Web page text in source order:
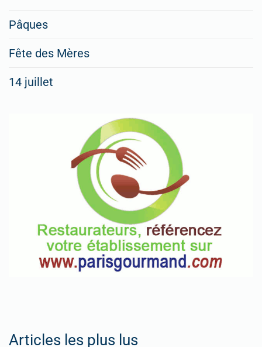
rubriques
Spéciales
Fêtes
Pour
enregistrer
votre
restaurant
Pâques
Fête des Mères
14 juillet
Articles les plus lus